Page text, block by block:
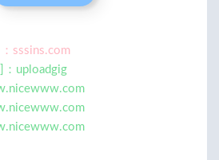
sssins.com
：uploadgig